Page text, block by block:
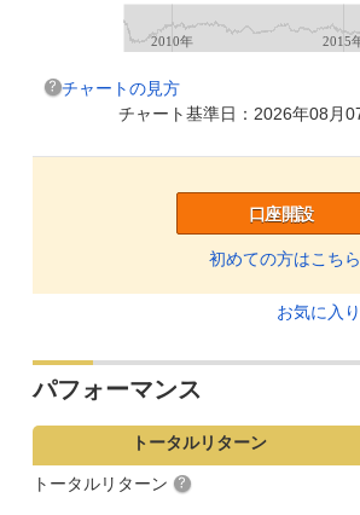
2010年 2015
チャートの見方
チャート基準日：2026年08月
口座開設
初めての方はこちら
お気に入
パフォーマンス
トータルリターン
トータルリターン